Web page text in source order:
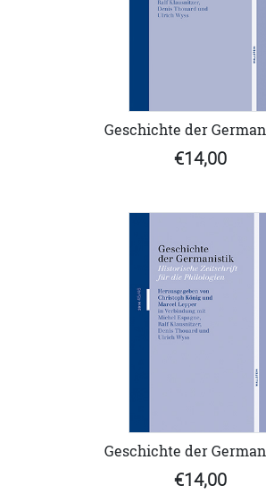
Geschichte der
€14,00
Geschichte der
€14,00